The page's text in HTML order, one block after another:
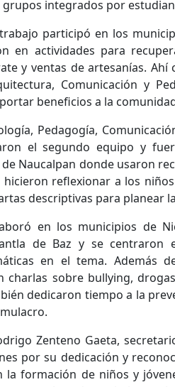
integrados por
participó en los
en actividades para
y ventas de artesanías.
Comunicación y
beneficios a la
Pedagogía,
el segundo equipo y
Naucalpan donde usaron
reflexionar a los
descriptivas para planear
en los municipios de
de Baz y se centraron
en el tema. Además
charlas sobre bullying,
dedicaron tiempo a la
Zenteno Gaeta,
por su dedicación y
la formación de niños y